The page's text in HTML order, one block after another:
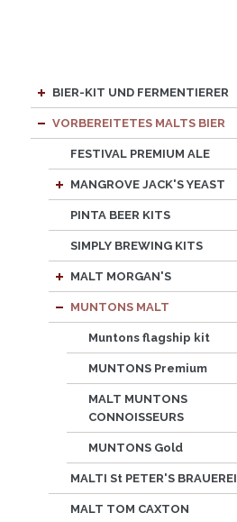
BIER-KIT UND FERMENTIERER
VORBEREITETES MALTS BIER
FESTIVAL PREMIUM ALE
MANGROVE JACK'S YEAST
PINTA BEER KITS
SIMPLY BREWING KITS
MALT MORGAN'S
MUNTONS MALT
Muntons flagship kit
MUNTONS Premium
MALT MUNTONS
CONNOISSEURS
MUNTONS Gold
MALTI St PETER'S BRAUEREI
MALT TOM CAXTON